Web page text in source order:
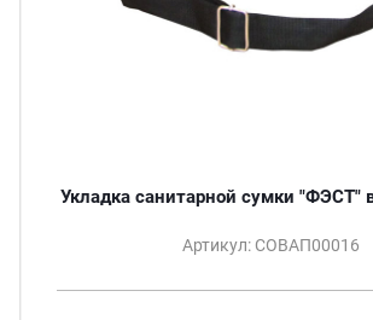
Укладка санитарной сумки "ФЭСТ"
Артикул: СОВАП00016